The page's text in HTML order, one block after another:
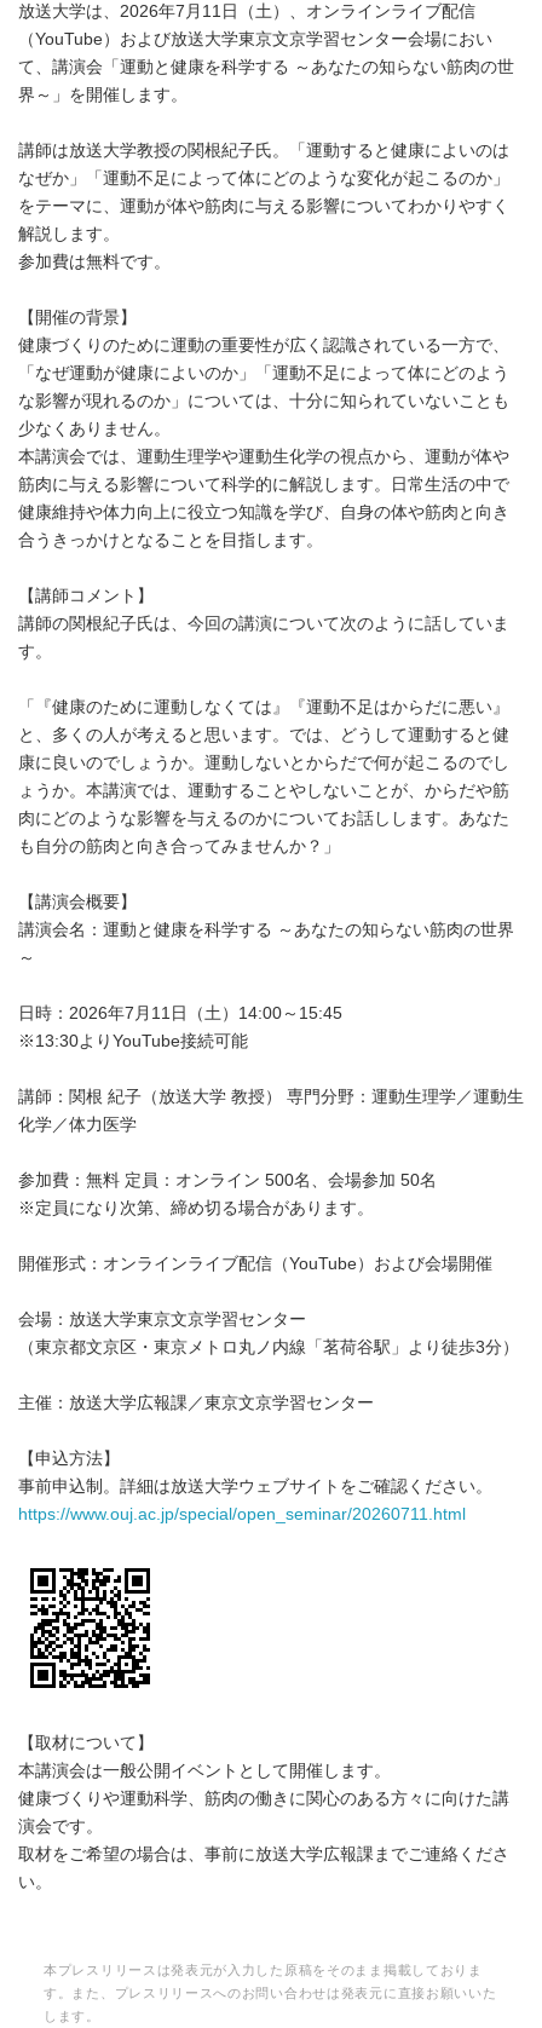
放送大学は、2026年7月11日（土）、オンラインライブ配信
（YouTube）および放送大学東京文京学習センター会場におい
て、講演会「運動と健康を科学する ～あなたの知らない筋肉の世
界～」を開催します。
講師は放送大学教授の関根紀子氏。「運動すると健康によいのは
なぜか」「運動不足によって体にどのような変化が起こるのか」
をテーマに、運動が体や筋肉に与える影響についてわかりやすく
解説します。
参加費は無料です。
【開催の背景】
健康づくりのために運動の重要性が広く認識されている一方で、
「なぜ運動が健康によいのか」「運動不足によって体にどのよう
な影響が現れるのか」については、十分に知られていないことも
少なくありません。
本講演会では、運動生理学や運動生化学の視点から、運動が体や
筋肉に与える影響について科学的に解説します。日常生活の中で
健康維持や体力向上に役立つ知識を学び、自身の体や筋肉と向き
合うきっかけとなることを目指します。
【講師コメント】
講師の関根紀子氏は、今回の講演について次のように話していま
す。
「『健康のために運動しなくては』『運動不足はからだに悪い』
と、多くの人が考えると思います。では、どうして運動すると健
康に良いのでしょうか。運動しないとからだで何が起こるのでし
ょうか。本講演では、運動することやしないことが、からだや筋
肉にどのような影響を与えるのかについてお話しします。あなた
も自分の筋肉と向き合ってみませんか？」
【講演会概要】
講演会名：運動と健康を科学する ～あなたの知らない筋肉の世界
～
日時：2026年7月11日（土）14:00～15:45
※13:30よりYouTube接続可能
講師：関根 紀子（放送大学 教授） 専門分野：運動生理学／運動生
化学／体力医学
参加費：無料 定員：オンライン 500名、会場参加 50名
※定員になり次第、締め切る場合があります。
開催形式：オンラインライブ配信（YouTube）および会場開催
会場：放送大学東京文京学習センター
（東京都文京区・東京メトロ丸ノ内線「茗荷谷駅」より徒歩3分）
主催：放送大学広報課／東京文京学習センター
【申込方法】
事前申込制。詳細は放送大学ウェブサイトをご確認ください。
https://www.ouj.ac.jp/special/open_seminar/20260711.html
【取材について】
本講演会は一般公開イベントとして開催します。
健康づくりや運動科学、筋肉の働きに関心のある方々に向けた講
演会です。
取材をご希望の場合は、事前に放送大学広報課までご連絡くださ
い。
本プレスリリースは発表元が入力した原稿をそのまま掲載しておりま
す。また、プレスリリースへのお問い合わせは発表元に直接お願いいた
します。